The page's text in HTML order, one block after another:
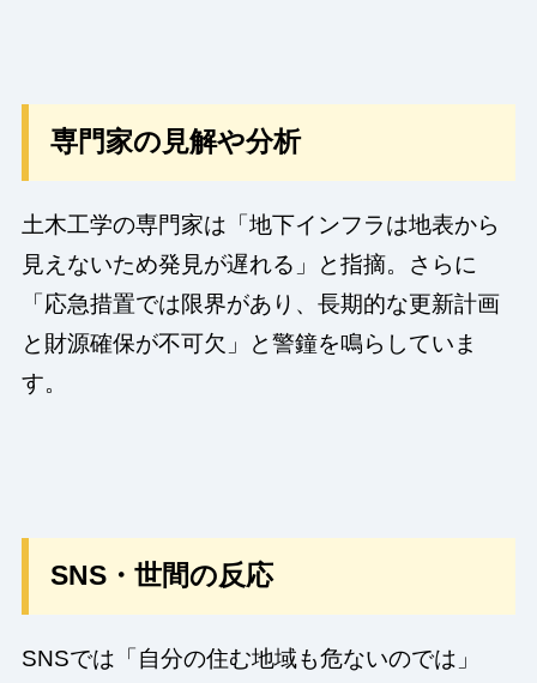
専門家の見解や分析
土木工学の専門家は「地下インフラは地表から
見えないため発見が遅れる」と指摘。さらに
「応急措置では限界があり、長期的な更新計画
と財源確保が不可欠」と警鐘を鳴らしていま
す。
SNS・世間の反応
SNSでは「自分の住む地域も危ないのでは」